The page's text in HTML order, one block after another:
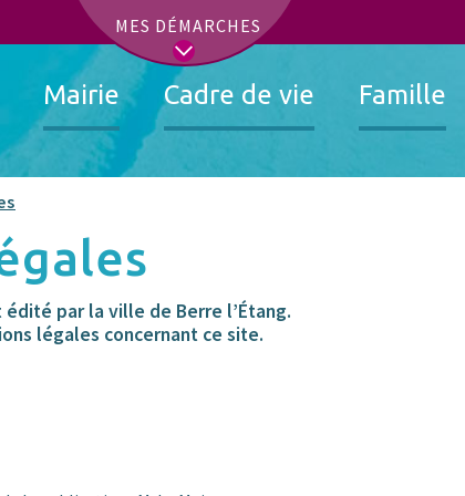
MES DÉMARCHES
Mairie Cadre de vie Famille
par la ville de Berre l’Étang.
légales concernant ce site.